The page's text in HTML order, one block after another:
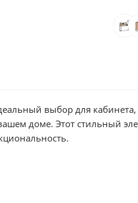
выбор для
доме. Этот стильный